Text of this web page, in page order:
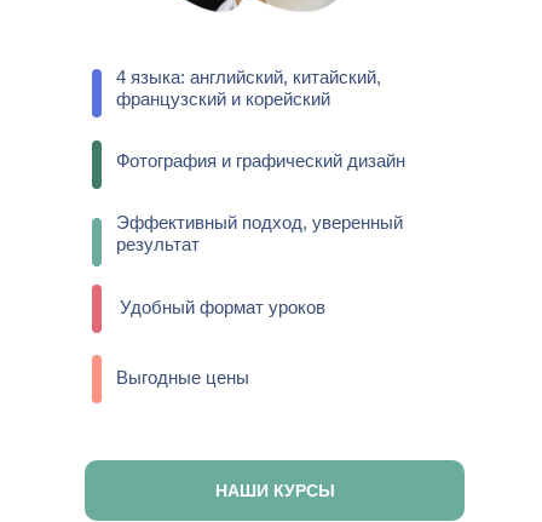
4 языка: английский, китайский,
французский и корейский
Фотография и графический дизайн
НАШИ КУРСЫ
Удобный формат уроков
Выгодные цены
Эффективный подход, уверенный
результат